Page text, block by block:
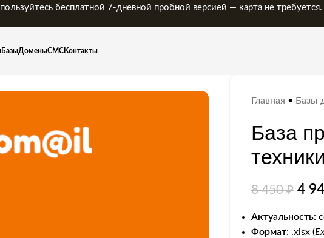
бесплатной 7-дневной пробной версией — карта не требуется.
БазыДоменыСМСКонтакты
Главная • Базы
База
техники
8 450₽ 4
Актуальность:
Формат: .xlsx (